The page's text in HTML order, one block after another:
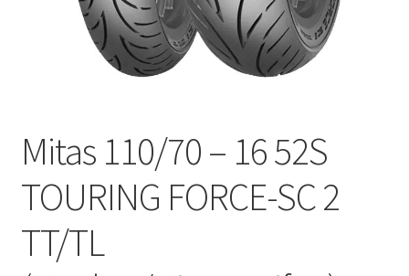
Mitas 110/70 – 16 52S
TOURING FORCE-SC 2
TT/TL